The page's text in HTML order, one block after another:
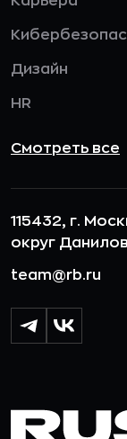
Дизайн
HR
Смотреть все
115432, г.
округ
team@rb.ru